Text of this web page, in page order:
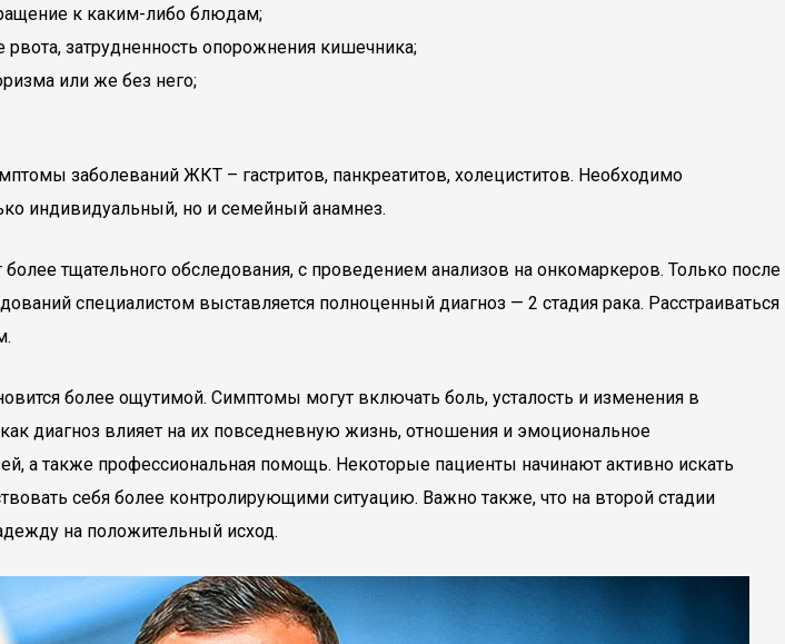
к каким-либо блюдам;
затрудненность опорожнения кишечника;
или же без него;
заболеваний ЖКТ – гастритов, панкреатитов, холециститов. Необходимо
индивидуальный, но и семейный анамнез.
тщательного обследования, с проведением анализов на онкомаркеров. Только после
специалистом выставляется полноценный диагноз — 2 стадия рака. Расстраиваться
более ощутимой. Симптомы могут включать боль, усталость и изменения в
диагноз влияет на их повседневную жизнь, отношения и эмоциональное
а также профессиональная помощь. Некоторые пациенты начинают активно искать
себя более контролирующими ситуацию. Важно также, что на второй стадии
на положительный исход.